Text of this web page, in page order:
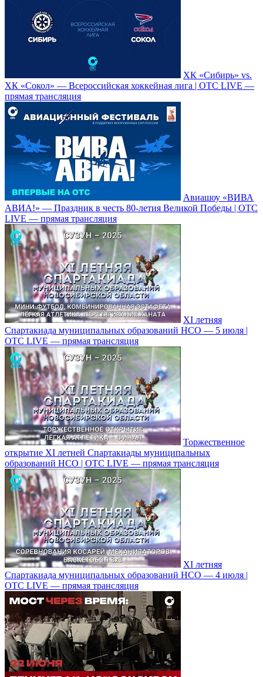
ХК «Сибирь» vs.
ХК «Сокол» — Всероссийская хоккейная лига | ОТС LIVE —
прямая трансляция
Авиашоу «ВИВА
АВИА!» — Праздник в честь 80-летия Великой Победы | ОТС
LIVE — прямая трансляция
XI летняя
Спартакиада муниципальных образований НСО — 5 июля |
ОТС LIVE — прямая трансляция
Торжественное
открытие XI летней Спартакиады муниципальных
образований НСО | ОТС LIVE — прямая трансляция
XI летняя
Спартакиада муниципальных образований НСО — 4 июля |
ОТС LIVE — прямая трансляция